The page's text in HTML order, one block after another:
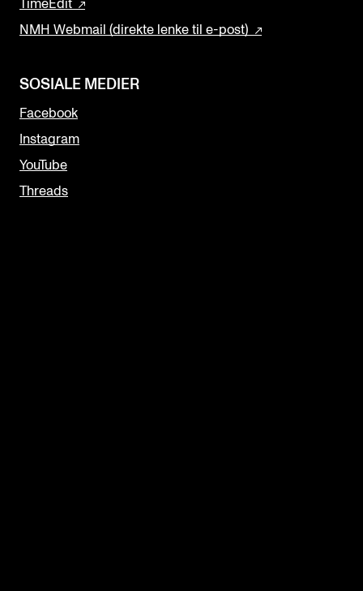
TimeEdit
NMH Webmail (direkte lenke til e-post)
SOSIALE MEDIER
Facebook
Instagram
YouTube
Threads